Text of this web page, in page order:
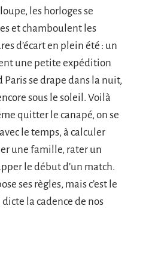
les horloges se
et chamboulent les
d’écart en plein été : un
une petite expédition
se drape dans la nuit,
sous le soleil. Voilà
quitter le canapé, on se
le temps, à calculer
une famille, rater un
le début d’un match.
ses règles, mais c’est le
la cadence de nos